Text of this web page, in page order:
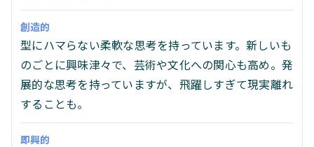
創造的
型にハマらない柔軟な思考を持っています。新しいも
のごとに興味津々で、芸術や文化への関心も高め。発
展的な思考を持っていますが、飛躍しすぎて現実離れ
することも。
即興的